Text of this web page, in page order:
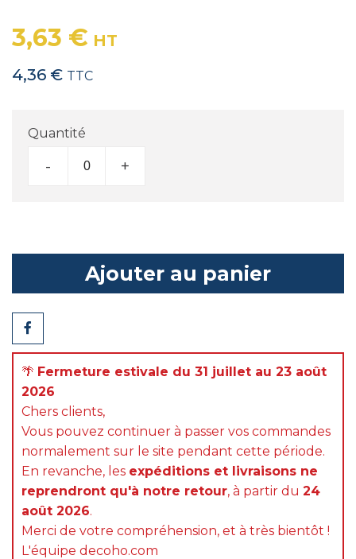
3,63 € HT
4,36 € TTC
Quantité
- +
Ajouter au panier
Partager
🌴 Fermeture estivale du 31 juillet au 23 août
2026
Chers clients,
Vous pouvez continuer à passer vos commandes
normalement sur le site pendant cette période.
En revanche, les expéditions et livraisons ne
reprendront qu'à notre retour, à partir du 24
août 2026.
Merci de votre compréhension, et à très bientôt !
L'équipe decoho.com